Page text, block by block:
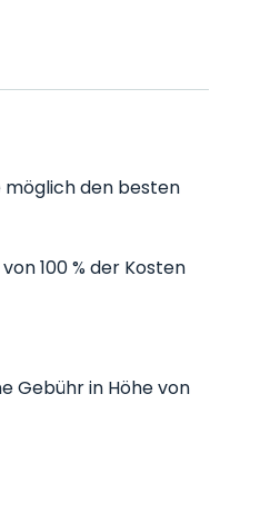
möglich den besten
100 % der Kosten
Gebühr in Höhe von